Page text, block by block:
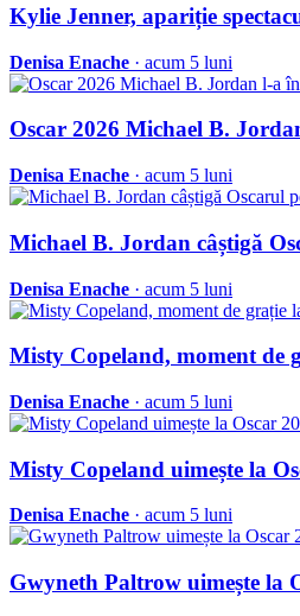
Kylie Jenner, apariție
Denisa Enache · acum 5 luni
Oscar 2026 Michael B.
Denisa Enache · acum 5 luni
Michael B. Jordan câștigă
Denisa Enache · acum 5 luni
Misty Copeland, moment de
Denisa Enache · acum 5 luni
Misty Copeland uimește la
Denisa Enache · acum 5 luni
Gwyneth Paltrow uimește la